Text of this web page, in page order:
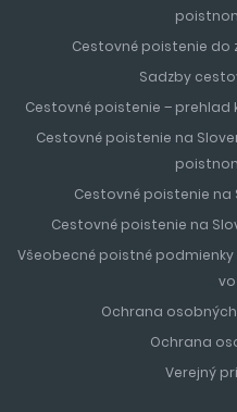
hovoriaci po slovensky
Dĺžka letu: približne 3
: 230 V / 50 Hz
Slovensku (typ C a F),
Hlavné letiská pre
Dalaman, Bodrum
Transfer z letiska:
kanceláriou je
: Letisko v Antalyi je
pripravte sa na kontrolu
Cestovné poistenie do
Sadzby
Cestovné poistenie – prehlad
Cestovné poistenie na
Cestovné poistenie na
Cestovné poistenie na
Všeobecné poistné
Ochrana
Ochrana
Verejný